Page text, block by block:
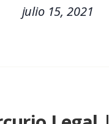
julio 15, 2021